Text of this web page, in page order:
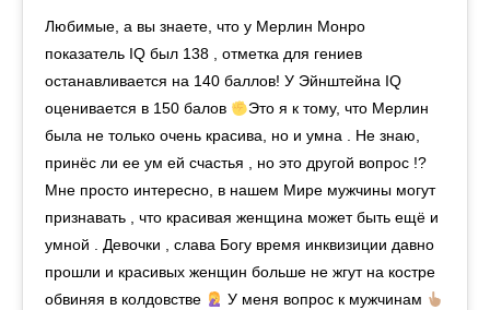
Любимые, а вы знаете, что у Мерлин Монро
показатель IQ был 138 , отметка для гениев
останавливается на 140 баллов! У Эйнштейна IQ
оценивается в 150 балов
Это я к тому, что Мерлин
была не только очень красива, но и умна . Не знаю,
принёс ли ее ум ей счастья , но это другой вопрос !?
Мне просто интересно, в нашем Мире мужчины могут
признавать , что красивая женщина может быть ещё и
умной . Девочки , слава Богу время инквизиции давно
прошли и красивых женщин больше не жгут на костре
обвиняя в колдовстве
У меня вопрос к мужчинам